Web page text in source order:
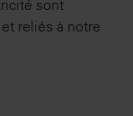
sont
reliés à notre